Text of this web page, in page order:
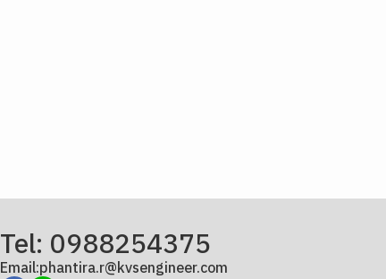
Tel: 0988254375
Email:phantira.r@kvsengineer.com